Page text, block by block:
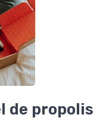
de propolis